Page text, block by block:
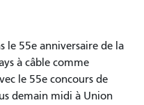
le 55e anniversaire de la
à câble comme
le 55e concours de
demain midi à Union